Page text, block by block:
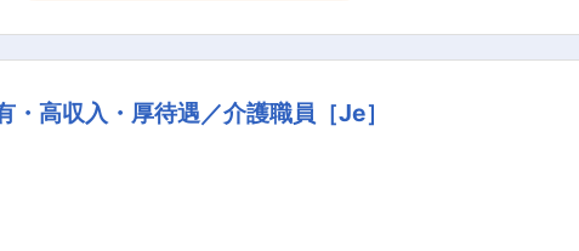
・キャリアアップ】 賞与年2回
になることも可能、上を目指しやすい会社です♪ 【POINT2：続
高収入・厚待遇／介護職員［Je］